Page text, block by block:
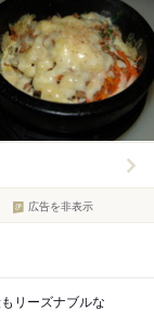
広告を非表示